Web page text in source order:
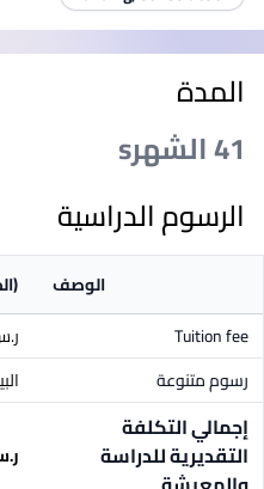
المدة
41 الشهرs
الرسوم الدراسية
الوصف
Tuition fee
ر.س.‏
رسوم متنوعة
إجمالي التكلفة
التقديرية للدراسة
ر.س.‏